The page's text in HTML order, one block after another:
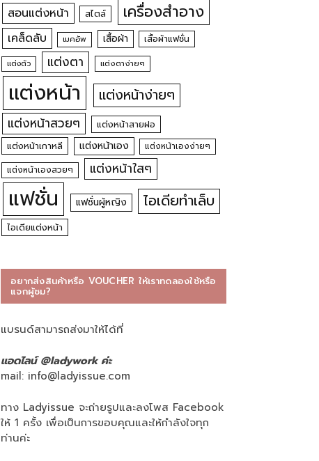
สอนแต่งหน้า สไตล์ เครื่องสำอาง
เคล็ดลับ เมคอัพ เสื้อผ้า เสื้อผ้าแฟชั่น
แต่งตัว แต่งตา แต่งตาง่ายๆ
แต่งหน้า แต่งหน้าง่ายๆ
แต่งหน้าสวยๆ
แต่งหน้าสายฝอ
แต่งหน้าเกาหลี
แต่งหน้าเอง
แต่งหน้าเองง่ายๆ
แต่งหน้าเองสวยๆ
แต่งหน้าใสๆ
แฟชั่น แฟชั่นผู้หญิง ไอเดียทำเล็บ
ไอเดียแต่งหน้า
อยากส่งสินค้าหรือ VOUCHER ให้เราทดลองใช้หรือ
แจกผู้ชม?
แบรนด์สามารถส่งมาให้ได้ที่
แอดไลน์ @ladywork ค่ะ
mail: info@ladyissue.com
ทาง Ladyissue จะถ่ายรูปและลงโพส Facebook
ให้ 1 ครั้ง เพื่อเป็นการขอบคุณและให้กำลังใจทุก
ท่านค่ะ